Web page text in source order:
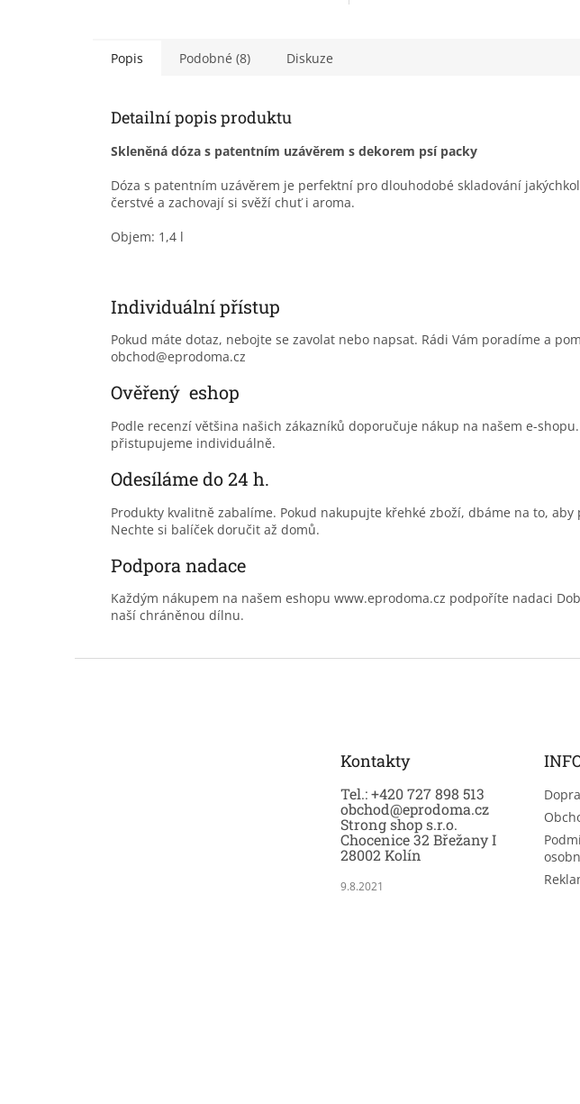
Popis Podobné (8) Diskuze
Detailní popis produktu
Skleněná dóza s patentním uzávěrem s dekorem psí packy
Dóza s patentním uzávěrem je perfektní pro dlouhodobé skladování
čerstvé a zachovají si svěží chuť i aroma.
Objem: 1,4 l
Individuální přístup
Pokud máte dotaz, nebojte se zavolat nebo napsat. Rádi Vám poradíme a
obchod@eprodoma.cz
Ověřený eshop
Podle recenzí většina našich zákazníků doporučuje nákup na našem e-
přistupujeme individuálně.
Odesíláme do 24 h.
Produkty kvalitně zabalíme. Pokud nakupujte křehké zboží, dbáme na to,
Nechte si balíček doručit až domů.
Podpora nadace
Každým nákupem na našem eshopu www.eprodoma.cz podpoříte nadaci
naší chráněnou dílnu.
Kontakty
Tel.: +420 727 898 513
obchod@eprodoma.cz
Strong shop s.r.o.
Chocenice 32 Břežany I
28002 Kolín
9.8.2021